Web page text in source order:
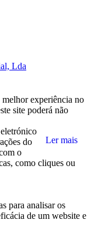
Lda
experiência no
site poderá não
Ler mais
do
o
como cliques ou
para analisar os
de um website e